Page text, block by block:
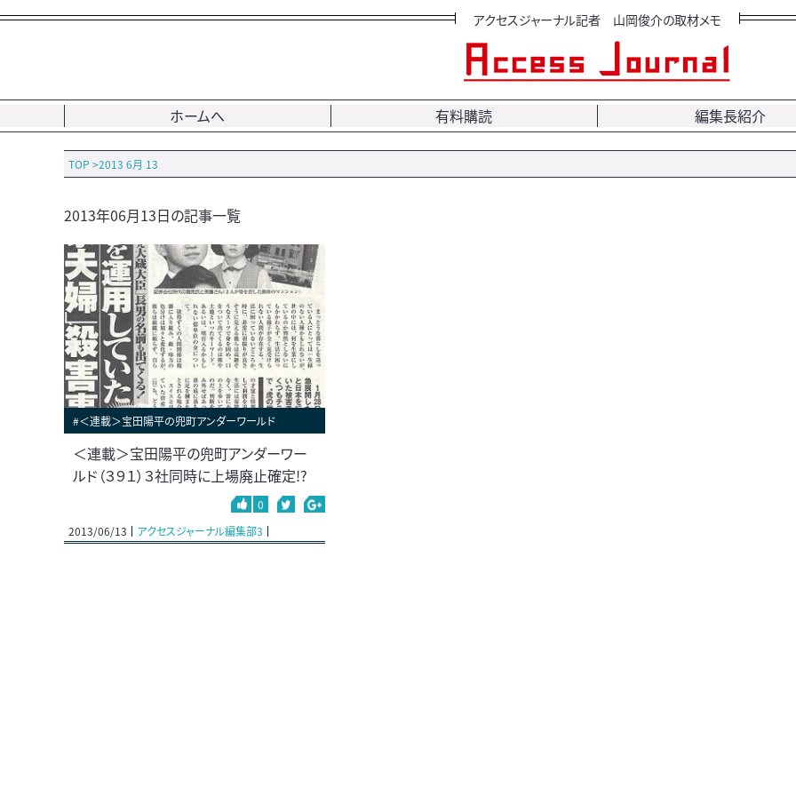
アクセスジャーナル記者 山岡俊介の取材メモ
ホームへ 有料購読 編集長紹介
TOP >2013 6月 13
2013年06月13日の記事一覧
#＜連載＞宝田陽平の兜町アンダーワールド
＜連載＞宝田陽平の兜町アンダーワー
ルド（３９１）３社同時に上場廃止確定!?
0
2013/06/13
アクセスジャーナル編集部3